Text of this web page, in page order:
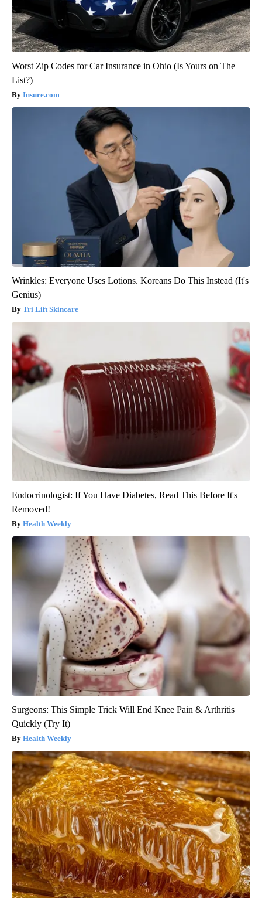
Worst Zip Codes for Car Insurance in Ohio (Is Yours on The
List?)
Insure.com
Wrinkles: Everyone Uses Lotions. Koreans Do This Instead (It's
Genius)
Tri Lift Skincare
Endocrinologist: If You Have Diabetes, Read This Before It's
Removed!
Health Weekly
Surgeons: This Simple Trick Will End Knee Pain & Arthritis
Quickly (Try It)
Health Weekly